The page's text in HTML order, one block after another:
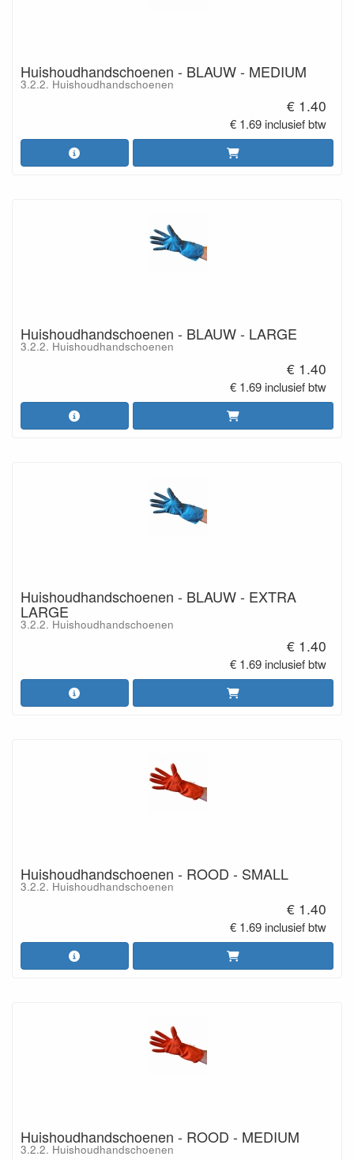
Huishoudhandschoenen - BLAUW - MEDIUM
3.2.2. Huishoudhandschoenen
€ 1.40
€ 1.69 inclusief btw
Huishoudhandschoenen - BLAUW - LARGE
3.2.2. Huishoudhandschoenen
€ 1.40
€ 1.69 inclusief btw
Huishoudhandschoenen - BLAUW - EXTRA
LARGE
3.2.2. Huishoudhandschoenen
€ 1.40
€ 1.69 inclusief btw
Huishoudhandschoenen - ROOD - SMALL
3.2.2. Huishoudhandschoenen
€ 1.40
€ 1.69 inclusief btw
Huishoudhandschoenen - ROOD - MEDIUM
3.2.2. Huishoudhandschoenen